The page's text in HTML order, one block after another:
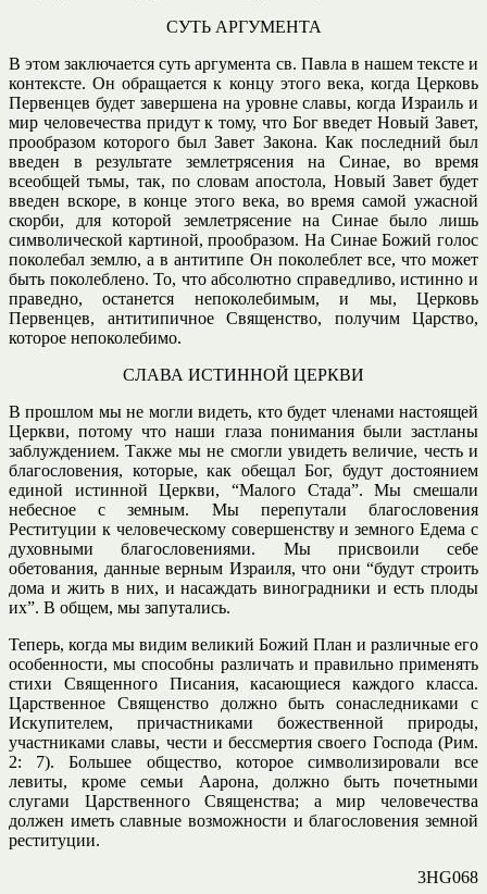
СУТЬ АРГУМЕНТА
В этом заключается суть аргумента св. Павла в нашем тексте и
контексте. Он обращается к концу этого века, когда Церковь
Первенцев будет завершена на уровне славы, когда Израиль и
мир человечества придут к тому, что Бог введет Новый Завет,
прообразом которого был Завет Закона. Как последний был
введен в результате землетрясения на Синае, во время
всеобщей тьмы, так, по словам апостола, Новый Завет будет
введен вскоре, в конце этого века, во время самой ужасной
скорби, для которой землетрясение на Синае было лишь
символической картиной, прообразом. На Синае Божий голос
поколебал землю, а в антитипе Он поколеблет все, что может
быть поколеблено. То, что абсолютно справедливо, истинно и
праведно, останется непоколебимым, и мы, Церковь
Первенцев, антитипичное Священство, получим Царство,
которое непоколебимо.
СЛАВА ИСТИННОЙ ЦЕРКВИ
В прошлом мы не могли видеть, кто будет членами настоящей
Церкви, потому что наши глаза понимания были застланы
заблуждением. Также мы не смогли увидеть величие, честь и
благословения, которые, как обещал Бог, будут достоянием
единой истинной Церкви, “Малого Стада”. Мы смешали
небесное с земным. Мы перепутали благословения
Реституции к человеческому совершенству и земного Едема с
духовными благословениями. Мы присвоили себе
обетования, данные верным Израиля, что они “будут строить
дома и жить в них, и насаждать виноградники и есть плоды
их”. В общем, мы запутались.
Теперь, когда мы видим великий Божий План и различные его
особенности, мы способны различать и правильно применять
стихи Священного Писания, касающиеся каждого класса.
Царственное Священство должно быть сонаследниками с
Искупителем, причастниками божественной природы,
участниками славы, чести и бессмертия своего Господа (Рим.
2: 7). Большее общество, которое символизировали все
левиты, кроме семьи Аарона, должно быть почетными
слугами Царственного Священства; а мир человечества
должен иметь славные возможности и благословения земной
реституции.
3HG068